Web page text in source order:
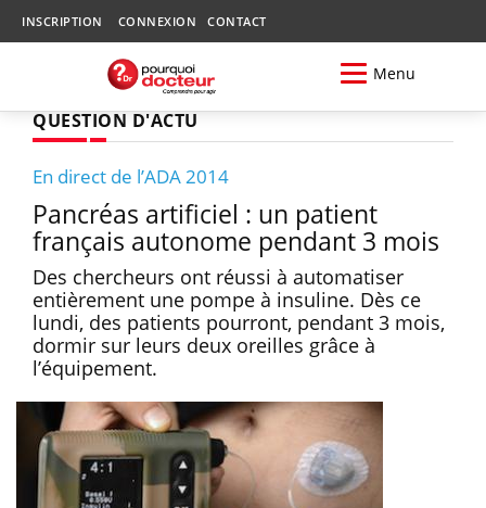
INSCRIPTION CONNEXION CONTACT
Menu
QUESTION D'ACTU
En direct de l’ADA 2014
Pancréas artificiel : un patient
français autonome pendant 3 mois
Des chercheurs ont réussi à automatiser
entièrement une pompe à insuline. Dès ce
lundi, des patients pourront, pendant 3 mois,
dormir sur leurs deux oreilles grâce à
l’équipement.